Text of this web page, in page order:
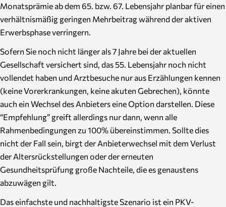
Monatsprämie ab dem 65. bzw. 67. Lebensjahr planbar für einen
verhältnismäßig geringen Mehrbeitrag während der aktiven
Erwerbsphase verringern.
Sofern Sie noch nicht länger als 7 Jahre bei der aktuellen
Gesellschaft versichert sind, das 55. Lebensjahr noch nicht
vollendet haben und Arztbesuche nur aus Erzählungen kennen
(keine Vorerkrankungen, keine akuten Gebrechen), könnte
auch ein Wechsel des Anbieters eine Option darstellen. Diese
“Empfehlung” greift allerdings nur dann, wenn alle
Rahmenbedingungen zu 100% übereinstimmen. Sollte dies
nicht der Fall sein, birgt der Anbieterwechsel mit dem Verlust
der Altersrückstellungen oder der erneuten
Gesundheitsprüfung große Nachteile, die es genaustens
abzuwägen gilt.
Das einfachste und nachhaltigste Szenario ist ein PKV-